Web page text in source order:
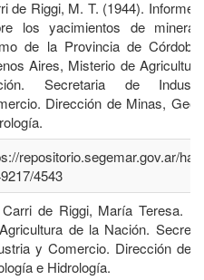
de Riggi, M. T. (1944). Informe
los yacimientos de
de la Provincia de
Aires, Misterio de
Secretaria de
Dirección de Minas,
repositorio.segemar.gov.ar/
4543
de Riggi, María Teresa.
de la Nación.
y Comercio. Dirección de
e Hidrología.